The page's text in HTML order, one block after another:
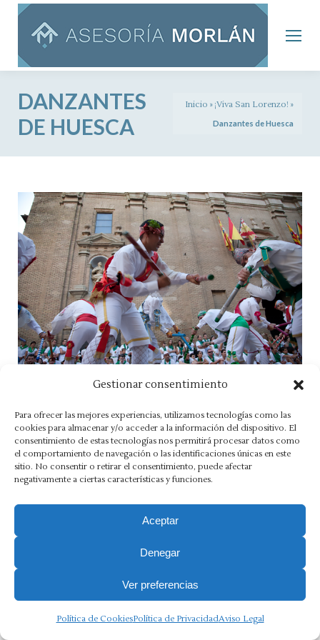
Gestionar consentimiento
Para ofrecer las mejores experiencias, utilizamos tecnologías como las
cookies para almacenar y/o acceder a la información del dispositivo. El
consentimiento de estas tecnologías nos permitirá procesar datos como
el comportamiento de navegación o las identificaciones únicas en este
sitio. No consentir o retirar el consentimiento, puede afectar
negativamente a ciertas características y funciones.
Aceptar
Denegar
Ver preferencias
Política de CookiesPolítica de PrivacidadAviso Legal
DANZANTES
DE HUESCA
Inicio » ¡Viva San Lorenzo! »
Danzantes de Huesca
Aviso Legal · Política de Privacidad· Política de Cookies
Copyright 2025 Ⓒ Asesoria Morlán. Todos los derechos